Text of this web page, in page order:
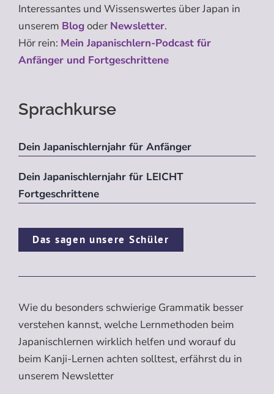
Interessantes und Wissenswertes über Japan in
unserem Blogoder Newsletter.
Hör rein: Mein Japanischlern-Podcast für
Anfänger und Fortgeschrittene
Sprachkurse
Dein Japanischlernjahr für Anfänger
Dein Japanischlernjahr für LEICHT
Fortgeschrittene
Das sagen unsere Schüler
Wie du besonders schwierige Grammatik besser
verstehen kannst, welche Lernmethoden beim
Japanischlernen wirklich helfen und worauf du
beim Kanji-Lernen achten solltest, erfährst du in
unserem Newsletter